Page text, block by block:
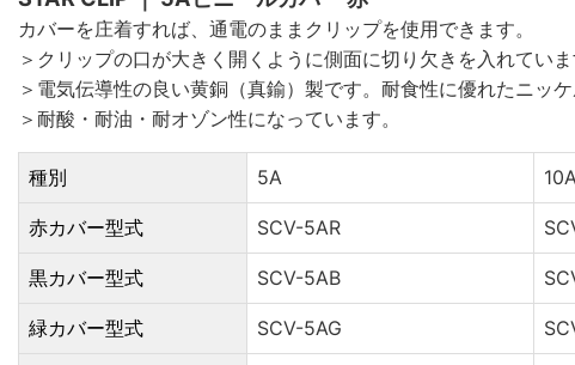
カバーを庄着すれば、通電のままクリップを使用できます。
＞クリップの口が大きく開くように側面に切り欠きを入れていま
＞電気伝導性の良い黄銅（真鍮）製です。耐食性に優れたニッケ
＞耐酸・耐油・耐オゾン性になっています。
種別 5A 10A
赤カバー型式 SCV-5AR
黒カバー型式 SCV-5AB
緑カバー型式 SCV-5AG